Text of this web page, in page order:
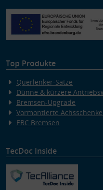
Top Produkte
Querlenker-Sätze
Dünne & kürzere
Bremsen-Upgrade
Vormontierte
EBC Bremsen
TecDoc Inside